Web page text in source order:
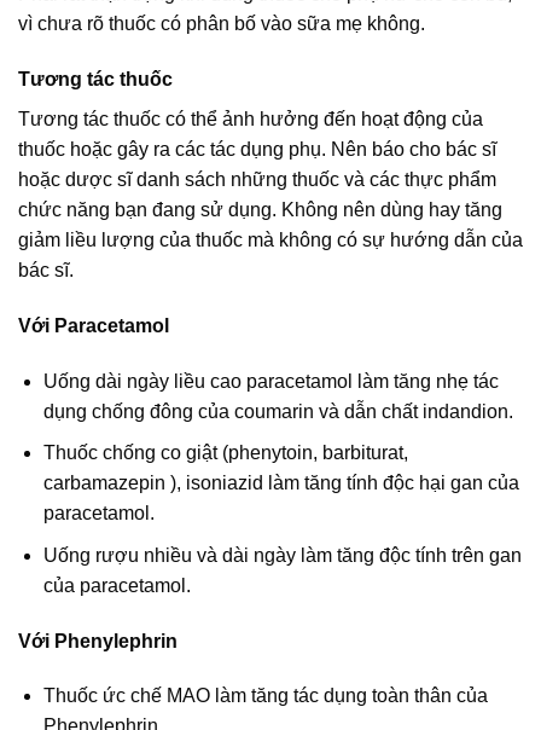
vì chưa rõ thuốc có phân bố vào sữa mẹ không.
Tương tác thuốc
Tương tác thuốc có thể ảnh hưởng đến hoạt động của
thuốc hoặc gây ra các tác dụng phụ. Nên báo cho bác sĩ
hoặc dược sĩ danh sách những thuốc và các thực phẩm
chức năng bạn đang sử dụng. Không nên dùng hay tăng
giảm liều lượng của thuốc mà không có sự hướng dẫn của
bác sĩ.
Với Paracetamol
Uống dài ngày liều cao paracetamol làm tăng nhẹ tác
dụng chống đông của coumarin và dẫn chất indandion.
Thuốc chống co giật (phenytoin, barbiturat,
carbamazepin ), isoniazid làm tăng tính độc hại gan của
paracetamol.
Uống rượu nhiều và dài ngày làm tăng độc tính trên gan
của paracetamol.
Với Phenylephrin
Thuốc ức chế MAO làm tăng tác dụng toàn thân của